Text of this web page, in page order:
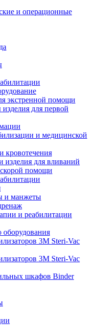
и операционные
экстренной помощи
для первой
и медицинской
кровотечения
изделия для вливаний
помощи
и манжеты
и реабилитации
3M Steri-Vac
3М Steri-Vac
шкафов Binder